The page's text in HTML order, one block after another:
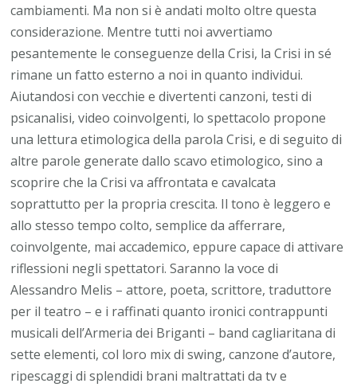
cambiamenti. Ma non si è andati molto oltre questa
considerazione. Mentre tutti noi avvertiamo
pesantemente le conseguenze della Crisi, la Crisi in sé
rimane un fatto esterno a noi in quanto individui.
Aiutandosi con vecchie e divertenti canzoni, testi di
psicanalisi, video coinvolgenti, lo spettacolo propone
una lettura etimologica della parola Crisi, e di seguito di
altre parole generate dallo scavo etimologico, sino a
scoprire che la Crisi va affrontata e cavalcata
soprattutto per la propria crescita. Il tono è leggero e
allo stesso tempo colto, semplice da afferrare,
coinvolgente, mai accademico, eppure capace di attivare
riflessioni negli spettatori. Saranno la voce di
Alessandro Melis – attore, poeta, scrittore, traduttore
per il teatro – e i raffinati quanto ironici contrappunti
musicali dell’Armeria dei Briganti – band cagliaritana di
sette elementi, col loro mix di swing, canzone d’autore,
ripescaggi di splendidi brani maltrattati da tv e